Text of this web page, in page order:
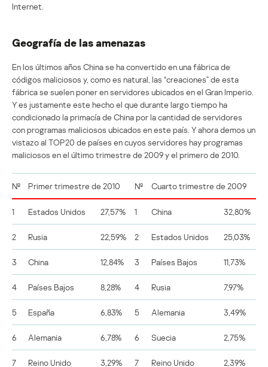
Internet.
Geografía de las amenazas
En los últimos años China se ha convertido en una fábrica de
códigos maliciosos y, como es natural, las “creaciones” de esta
fábrica se suelen poner en servidores ubicados en el Gran Imperio.
Y es justamente este hecho el que durante largo tiempo ha
condicionado la primacía de China por la cantidad de servidores
con programas maliciosos ubicados en este país. Y ahora demos un
vistazo al TOP20 de países en cuyos servidores hay programas
maliciosos en el último trimestre de 2009 y el primero de 2010.
№ Primer trimestre de 2010 № Cuarto trimestre de 2009
1 Estados Unidos 27,57% 1 China 32,80%
2 Rusia 22,59% 2 Estados Unidos 25,03%
3 China 12,84% 3 Países Bajos 11,73%
4 Países Bajos 8,28% 4 Rusia 7,97%
5 España 6,83% 5 Alemania 3,49%
6 Alemania 6,78% 6 Suecia 2,75%
7 Reino Unido 3,29% 7 Reino Unido 2,39%